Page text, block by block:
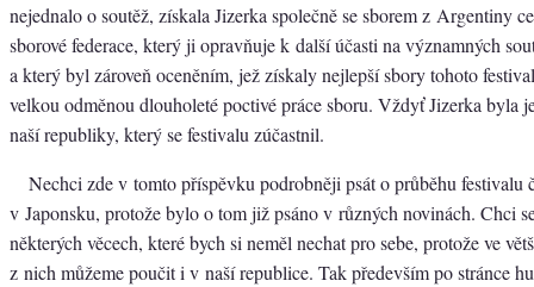
nejednalo o soutěž, získala Jizerka společně se sborem z Argentiny
sborové federace, který ji opravňuje k další účasti na významných
a který byl zároveň oceněním, jež získaly nejlepší sbory tohoto
velkou odměnou dlouholeté poctivé práce sboru. Vždyť Jizerka byla
naší republiky, který se festivalu zúčastnil.
Nechci zde v tomto příspěvku podrobněji psát o průběhu festivalu
v Japonsku, protože bylo o tom již psáno v různých novinách. Chci
některých věcech, které bych si neměl nechat pro sebe, protože ve
z nich můžeme poučit i v naší republice. Tak především po stránce